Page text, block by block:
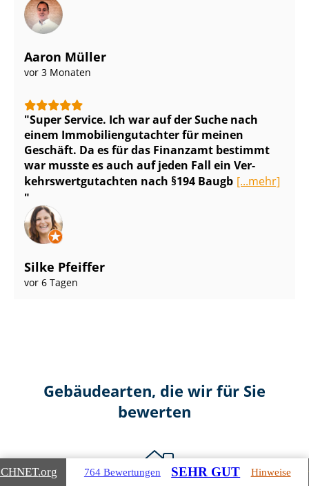
Aaron Müller
vor 3 Monaten
Super Service. Ich war auf der Suche nach
einem Im­mo­bi­li­en­gut­ach­ter für meinen
Geschäft. Da es für das Finanzamt bestimmt
war musste es auch auf jeden Fall ein Ver­
kehrs­wert­gut­ach­ten nach §194 Baugb [...mehr]
Silke Pfeiffer
vor 6 Tagen
Gebäudearten, die wir für Sie
bewerten
.org 764 Bewertungen SEHR GUT Hinweise